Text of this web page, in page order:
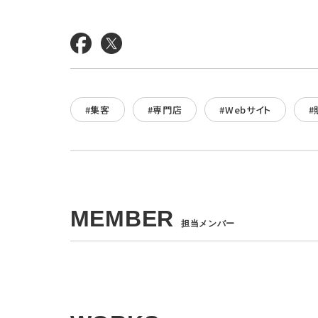
#集客 #専門店 #Webサイト #
MEMBER 担当メンバー